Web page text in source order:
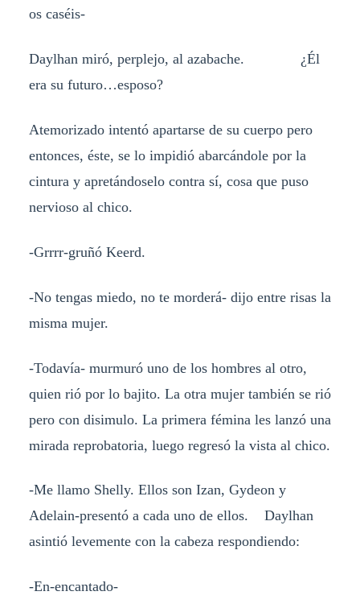
os caséis-
Daylhan miró, perplejo, al azabache. ¿Él
era su futuro…esposo?
Atemorizado intentó apartarse de su cuerpo pero
entonces, éste, se lo impidió abarcándole por la
cintura y apretándoselo contra sí, cosa que puso
nervioso al chico.
-Grrrr-gruñó Keerd.
-No tengas miedo, no te morderá- dijo entre risas la
misma mujer.
-Todavía- murmuró uno de los hombres al otro,
quien rió por lo bajito. La otra mujer también se rió
pero con disimulo. La primera fémina les lanzó una
mirada reprobatoria, luego regresó la vista al chico.
-Me llamo Shelly. Ellos son Izan, Gydeon y
Adelain-presentó a cada uno de ellos. Daylhan
asintió levemente con la cabeza respondiendo:
-En-encantado-